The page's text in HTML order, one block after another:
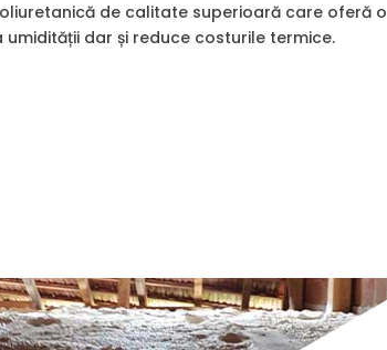
de calitate superioară care oferă o
dar și reduce costurile termice.